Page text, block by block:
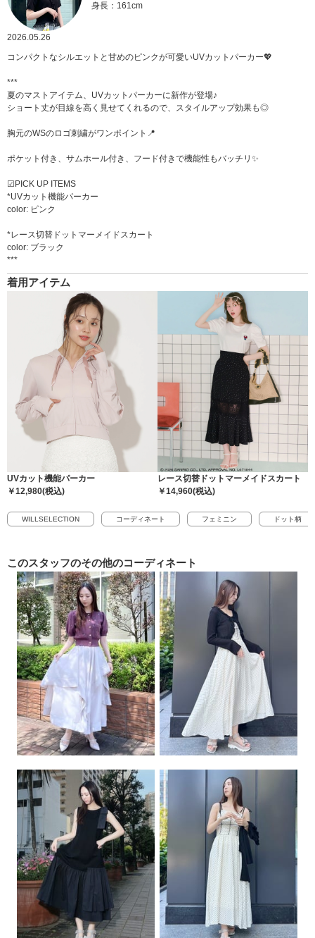
身長：161cm
2026.05.26
コンパクトなシルエットと甘めのピンクが可愛いUVカットパーカー💖
***
夏のマストアイテム、UVカットパーカーに新作が登場♪
ショート丈が目線を高く見せてくれるので、スタイルアップ効果も◎
胸元のWSのロゴ刺繍がワンポイント📍
ポケット付き、サムホール付き、フード付きで機能性もバッチリ✨
☑︎PICK UP ITEMS
*UVカット機能パーカー
color: ピンク
*レース切替ドットマーメイドスカート
color: ブラック
***
着用アイテム
UVカット機能パーカー
￥12,980(税込)
レース切替ドットマーメイドスカート
￥14,960(税込)
WILLSELECTION コーディネート フェミニン ドット柄
このスタッフのその他のコーディネート